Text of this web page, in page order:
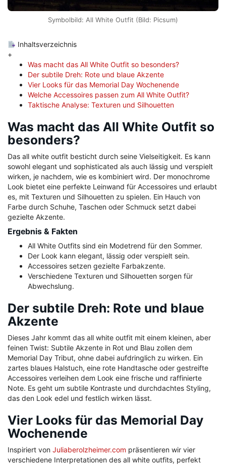
Symbolbild: All White Outfit (Bild: Picsum)
Inhaltsverzeichnis
+
Was macht das All White Outfit so besonders?
Der subtile Dreh: Rote und blaue Akzente
Vier Looks für das Memorial Day Wochenende
Welche Accessoires passen zum All White Outfit?
Taktische Analyse: Texturen und Silhouetten
Was macht das All White Outfit so
besonders?
Das all white outfit besticht durch seine Vielseitigkeit. Es kann
sowohl elegant und sophisticated als auch lässig und verspielt
wirken, je nachdem, wie es kombiniert wird. Der monochrome
Look bietet eine perfekte Leinwand für Accessoires und erlaubt
es, mit Texturen und Silhouetten zu spielen. Ein Hauch von
Farbe durch Schuhe, Taschen oder Schmuck setzt dabei
gezielte Akzente.
Ergebnis & Fakten
All White Outfits sind ein Modetrend für den Sommer.
Der Look kann elegant, lässig oder verspielt sein.
Accessoires setzen gezielte Farbakzente.
Verschiedene Texturen und Silhouetten sorgen für
Abwechslung.
Der subtile Dreh: Rote und blaue
Akzente
Dieses Jahr kommt das all white outfit mit einem kleinen, aber
feinen Twist: Subtile Akzente in Rot und Blau zollen dem
Memorial Day Tribut, ohne dabei aufdringlich zu wirken. Ein
zartes blaues Halstuch, eine rote Handtasche oder gestreifte
Accessoires verleihen dem Look eine frische und raffinierte
Note. Es geht um subtile Kontraste und durchdachtes Styling,
das den Look edel und festlich wirken lässt.
Vier Looks für das Memorial Day
Wochenende
Inspiriert von Juliaberolzheimer.com präsentieren wir vier
verschiedene Interpretationen des all white outfits, perfekt